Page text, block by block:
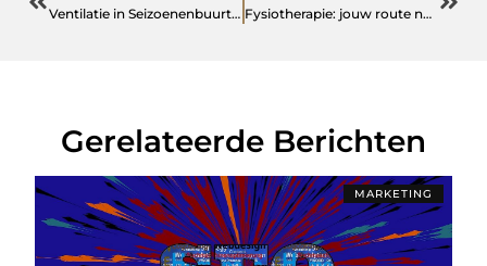
Ventilatie in Seizoenenbuurt: Professioneel Onderhoud voor Gezonde en Frisse Lucht Fysiotherapie: jouw route naar beter bewegen
Gerelateerde Berichten
MARKETING